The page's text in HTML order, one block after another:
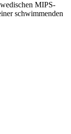
MIPS-
schwimmenden